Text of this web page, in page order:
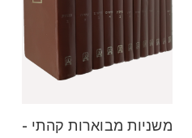
משניות מבוארות קהתי -